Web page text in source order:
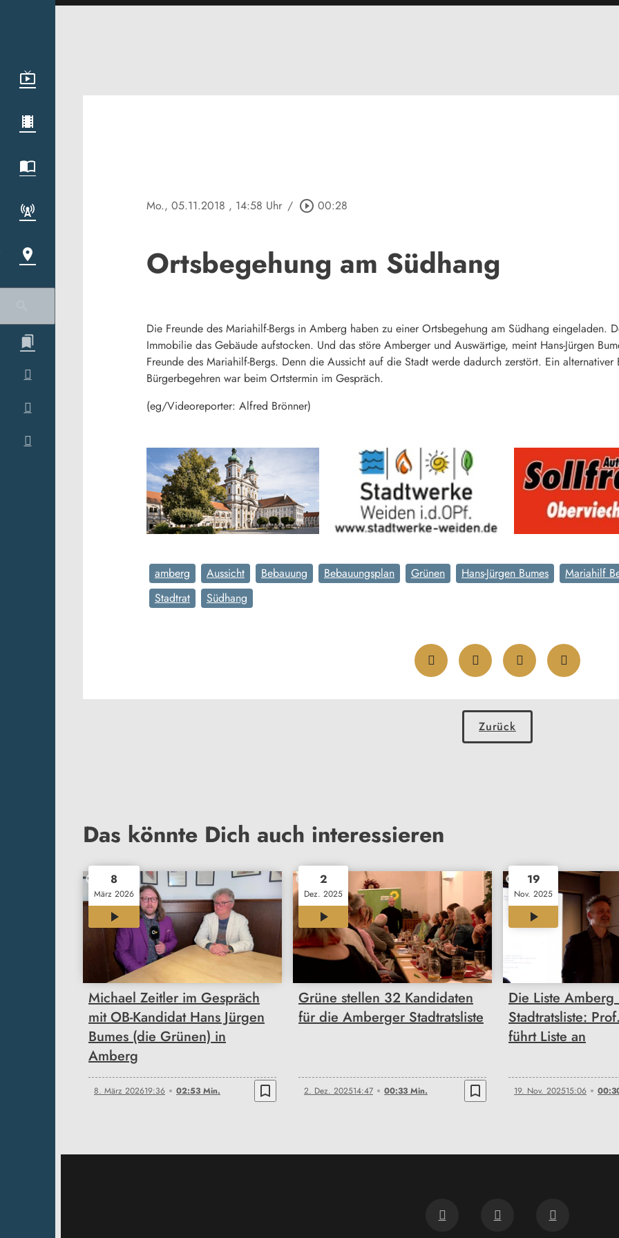
Mo., 05.11.2018 , 14:58 Uhr / play_circle_outline 00:28
Ortsbegehung am Südhang
Die Freunde des Mariahilf-Bergs in Amberg haben zu einer Ortsbegehung am Südhang eingeladen.
Immobilie das Gebäude aufstocken. Und das störe Amberger und Auswärtige, meint Hans-Jürgen
Freunde des Mariahilf-Bergs. Denn die Aussicht auf die Stadt werde dadurch zerstört. Ein
Bürgerbegehren war beim Ortstermin im Gespräch.
(eg/Videoreporter: Alfred Brönner)
amberg Aussicht Bebauung Bebauungsplan Grünen Hans-Jürgen Bumes Mariahilf
Stadtrat
Südhang
Zurück
Das könnte Dich auch interessieren
8
März 2026
02:53
Michael Zeitler im Gespräch
mit OB-Kandidat Hans Jürgen
Bumes (die Grünen) in
Amberg
8. März 202619:36 02:53 Min. bookmark_border
2
Dez. 2025
00:33
Grüne stellen 32 Kandidaten
für die Amberger Stadtratsliste
2. Dez. 202514:47 00:33 Min. bookmark_border
19
Nov. 2025
Die Liste
Stadtratsliste:
führt Liste an
19. Nov. 202515:06